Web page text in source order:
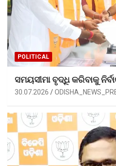
POLITICAL
ସମୟସୀମା ବୃଦ୍ଧି କରିବାକୁ
30.07.2026